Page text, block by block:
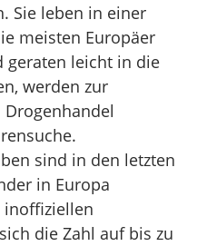
Sie leben in einer
meisten Europäer
geraten leicht in die
werden zur
sind in den letzten
in Europa
inoffiziellen
die Zahl auf bis zu